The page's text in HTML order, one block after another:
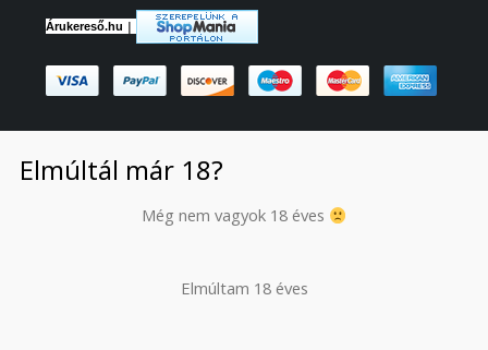
Árukereső.hu |
Elmúltál már 18?
Még nem vagyok 18 éves
Elmúltam 18 éves